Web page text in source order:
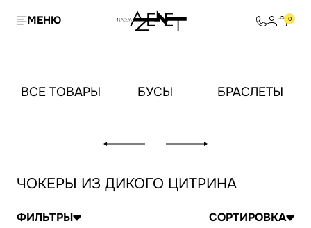
МЕНЮ 0
ВСЕ ТОВАРЫ БУСЫ БРАСЛЕТЫ
ЧОКЕРЫ ИЗ ДИКОГО ЦИТРИНА
ФИЛЬТРЫ СОРТИРОВКА